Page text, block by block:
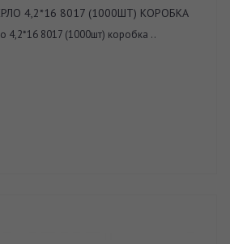
4,2*16 8017 (1000ШТ) КОРОБКА
4,2*16 8017 (1000шт) коробка ..